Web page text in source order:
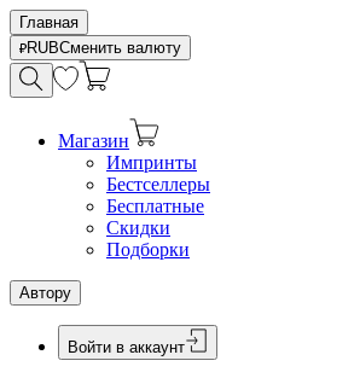
Главная
RUBСменить валюту
Магазин
Импринты
Бестселлеры
Бесплатные
Скидки
Подборки
Автору
Войти в аккаунт